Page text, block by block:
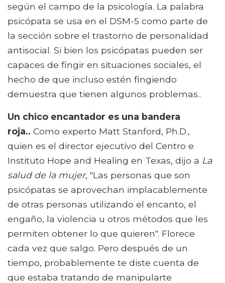
según el campo de la psicología. La palabra
psicópata se usa en el DSM-5 como parte de
la sección sobre el trastorno de personalidad
antisocial. Si bien los psicópatas pueden ser
capaces de fingir en situaciones sociales, el
hecho de que incluso estén fingiendo
demuestra que tienen algunos problemas..
Un chico encantador es una bandera
roja.. Como experto Matt Stanford, Ph.D.,
quien es el director ejecutivo del Centro e
Instituto Hope and Healing en Texas, dijo a La
salud de la mujer, "Las personas que son
psicópatas se aprovechan implacablemente
de otras personas utilizando el encanto, el
engaño, la violencia u otros métodos que les
permiten obtener lo que quieren". Florece
cada vez que salgo. Pero después de un
tiempo, probablemente te diste cuenta de
que estaba tratando de manipularte